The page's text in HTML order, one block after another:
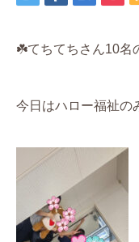
☘️てちてちさん10名
今日はハロー福祉の